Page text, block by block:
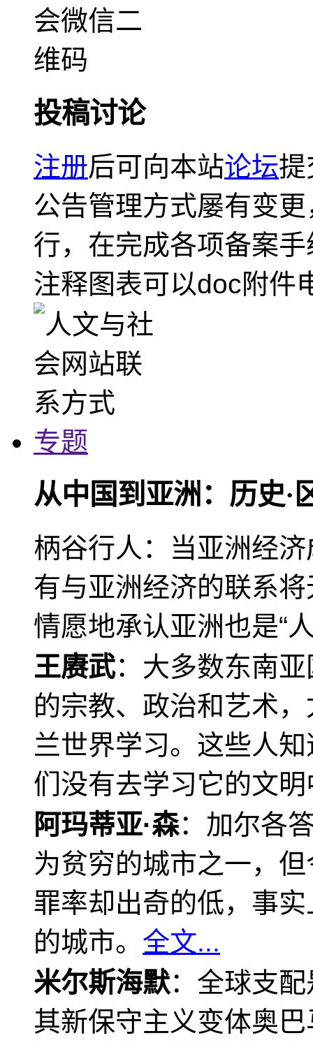
投稿讨论
注册后可向本站论坛提
公告管理方式屡有变
行，在完成各项备案
注释图表可以doc附件
专题
从中国到亚洲：历史·
柄谷行人：当亚洲经
有与亚洲经济的联系
情愿地承认亚洲也是“
王赓武：大多数东南
的宗教、政治和艺术
兰世界学习。这些人
们没有去学习它的文
阿玛蒂亚·森：加尔各
为贫穷的城市之一，
罪率却出奇的低，事
的城市。 全文...
米尔斯海默：全球支
其新保守主义变体奥